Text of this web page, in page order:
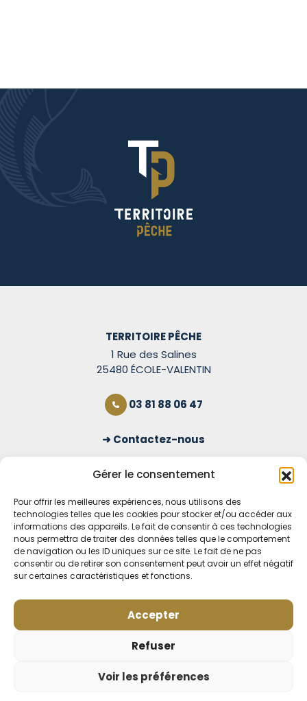
Gérer le consentement
Pour offrir les meilleures expériences, nous utilisons des
technologies telles que les cookies pour stocker et/ou accéder aux
informations des appareils. Le fait de consentir à ces technologies
nous permettra de traiter des données telles que le comportement
de navigation ou les ID uniques sur ce site. Le fait de ne pas
consentir ou de retirer son consentement peut avoir un effet négatif
sur certaines caractéristiques et fonctions.
Accepter
Refuser
Voir les préférences
TERRITOIRE PÊCHE
1 Rue des Salines
25480 ÉCOLE-VALENTIN
03 81 88 06 47
Contactez-nous
OUVERT TOUS LES JOURS
Voir nos horaires
MENTIONS LÉGALES
POLITIQUE DE CONFIDENTIALITÉ